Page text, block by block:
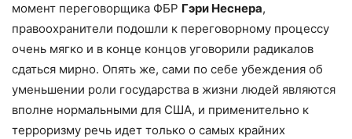
момент переговорщика ФБР Гэри Неснера,
правоохранители подошли к переговорному процессу
очень мягко и в конце концов уговорили радикалов
сдаться мирно. Опять же, сами по себе убеждения об
уменьшении роли государства в жизни людей являются
вполне нормальными для США, и применительно к
терроризму речь идет только о самых крайних